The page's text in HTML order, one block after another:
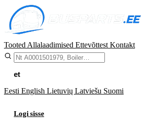
Tooted Allalaadimised Ettevõttest Kontakt
et
Eesti English Lietuvių Latviešu Suomi
Logi sisse